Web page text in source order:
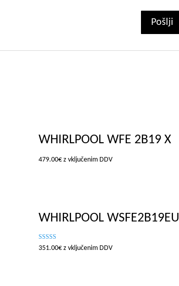
WHIRLPOOL WFE 2B19 X
479.00€ z vključenim DDV
WHIRLPOOL WSFE2B19EU
Ocenjeno
5.00
351.00€ z vključenim DDV